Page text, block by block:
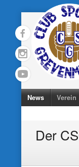
to
content
News Verein
Der